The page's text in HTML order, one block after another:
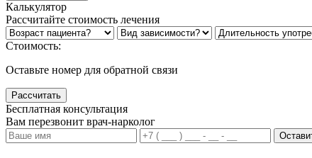
Калькулятор
Рассчитайте стоимость лечения
Стоимость:
Оставьте номер для обратной связи
Рассчитать
Бесплатная консультация
Вам перезвонит врач-нарколог